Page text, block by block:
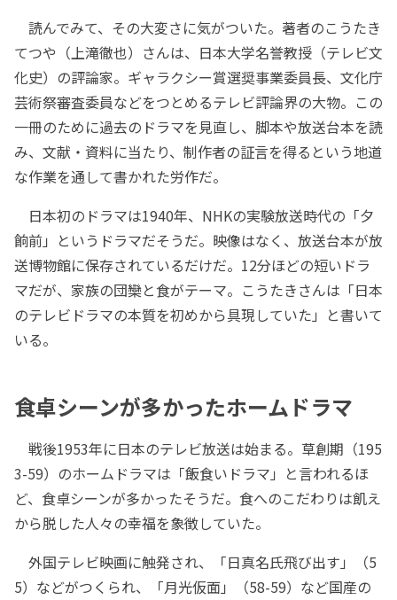
読んでみて、その大変さに気がついた。著者のこうたき
てつや（上滝徹也）さんは、日本大学名誉教授（テレビ文
化史）の評論家。ギャラクシー賞選奨事業委員長、文化庁
芸術祭審査委員などをつとめるテレビ評論界の大物。この
一冊のために過去のドラマを見直し、脚本や放送台本を読
み、文献・資料に当たり、制作者の証言を得るという地道
な作業を通して書かれた労作だ。
日本初のドラマは1940年、NHKの実験放送時代の「夕
餉前」というドラマだそうだ。映像はなく、放送台本が放
送博物館に保存されているだけだ。12分ほどの短いドラ
マだが、家族の団欒と食がテーマ。こうたきさんは「日本
のテレビドラマの本質を初めから具現していた」と書いて
いる。
食卓シーンが多かったホームドラマ
戦後1953年に日本のテレビ放送は始まる。草創期（195
3-59）のホームドラマは「飯食いドラマ」と言われるほ
ど、食卓シーンが多かったそうだ。食へのこだわりは飢え
から脱した人々の幸福を象徴していた。
外国テレビ映画に触発され、「日真名氏飛び出す」（5
5）などがつくられ、「月光仮面」（58-59）など国産の